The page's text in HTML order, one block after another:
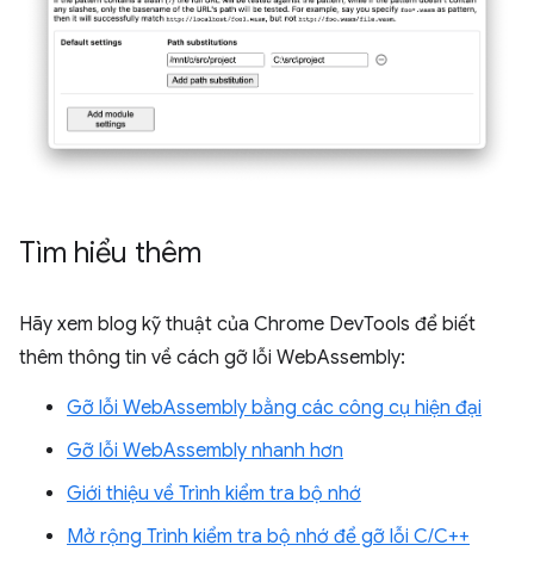
Tìm hiểu thêm
Hãy xem blog kỹ thuật của Chrome DevTools để biết
thêm thông tin về cách gỡ lỗi WebAssembly:
Gỡ lỗi WebAssembly bằng các công cụ hiện đại
Gỡ lỗi WebAssembly nhanh hơn
Giới thiệu về Trình kiểm tra bộ nhớ
Mở rộng Trình kiểm tra bộ nhớ để gỡ lỗi C/C++